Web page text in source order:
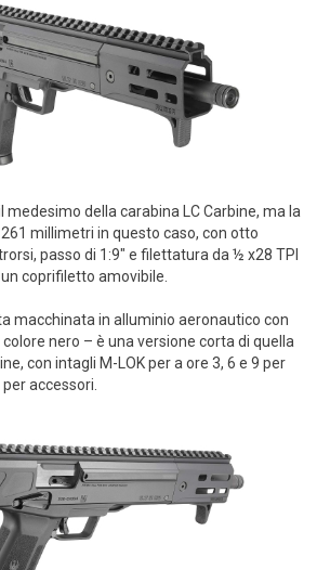
medesimo della carabina LC Carbine, ma la
millimetri in questo caso, con otto
passo di 1:9" e filettatura da ½ x28 TPI
coprifiletto amovibile.
macchinata in alluminio aeronautico con
nero – è una versione corta di quella
con intagli M-LOK per a ore 3, 6 e 9 per
accessori.